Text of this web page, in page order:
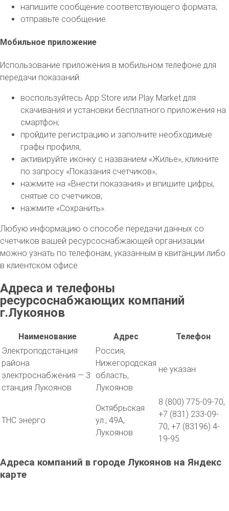
напишите сообщение соответствующего формата;
отправьте сообщение.
Мобильное приложение
Использование приложения в мобильном телефоне для
передачи показаний:
воспользуйтесь App Store или Play Market для
скачивания и установки бесплатного приложения на
смартфон;
пройдите регистрацию и заполните необходимые
графы профиля;
активируйте иконку с названием «Жилье», кликните
по запросу «Показания счетчиков»;
нажмите на «Внести показания» и впишите цифры,
снятые со счетчиков;
нажмите «Сохранить».
Любую информацию о способе передачи данных со
счетчиков вашей ресурсоснабжающей организации
можно узнать по телефонам, указанным в квитанции либо
в клиентском офисе.
Адреса и телефоны
ресурсоснабжающих компаний
г.Лукоянов
Наименование Адрес
Телефон
Электроподстанция
района
электроснабжения — 3
станция Лукоянов
Россия,
Нижегородская
область,
Лукоянов
не указан
ТНС энерго
Октябрьская
ул., 49А,
Лукоянов
8 (800) 775-09-70,
+7 (831) 233-09-
70, +7 (83196) 4-
19-95
Адреса компаний в городе Лукоянов на Яндекс
карте